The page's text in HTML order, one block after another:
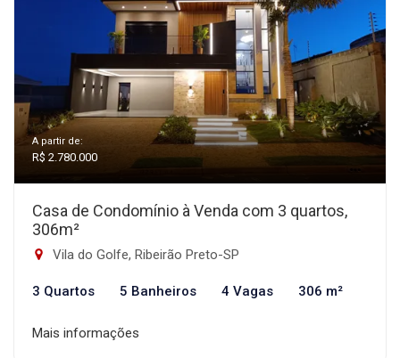
A partir de:
R$ 2.780.000
Casa de Condomínio à Venda com 3 quartos,
306m²
Vila do Golfe, Ribeirão Preto-SP
3 Quartos 5 Banheiros 4 Vagas 306 m²
Mais informações